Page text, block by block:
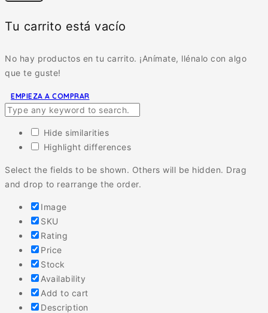
Tu carrito está vacío
No hay productos en tu carrito. ¡Anímate, llénalo con algo
que te guste!
EMPIEZA A COMPRAR
Hide similarities
Highlight differences
Select the fields to be shown. Others will be hidden. Drag
and drop to rearrange the order.
Image
SKU
Rating
Price
Stock
Availability
Add to cart
Description